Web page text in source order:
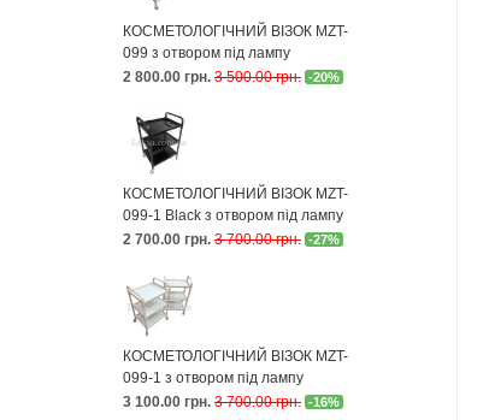
КОСМЕТОЛОГІЧНИЙ ВІЗОК MZT-
099 з отвором під лампу
2 800.00 грн. 3 500.00 грн. -20%
КОСМЕТОЛОГІЧНИЙ ВІЗОК MZT-
099-1 Black з отвором під лампу
2 700.00 грн. 3 700.00 грн. -27%
КОСМЕТОЛОГІЧНИЙ ВІЗОК MZT-
099-1 з отвором під лампу
3 100.00 грн. 3 700.00 грн. -16%